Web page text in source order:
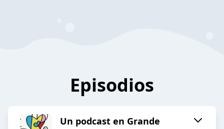
Episodios
Un podcast en Grande